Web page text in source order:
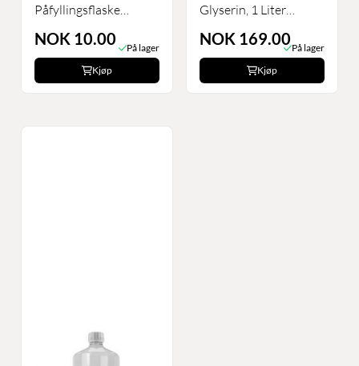
Påfyllingsflaske
drypptut
NOK 10.00
På lager
Kjøp
Glyserin, 1 Liter
BigMouth
NOK 169.00 På lager
Kjøp